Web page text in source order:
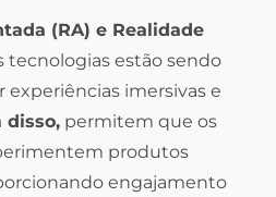
(RA) e Realidade
tecnologias estão sendo
experiências imersivas e
disso, permitem que os
produtos
engajamento